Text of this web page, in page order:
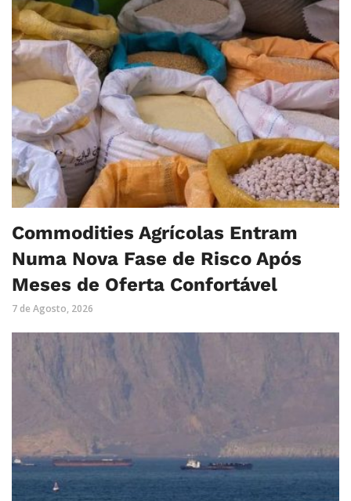
Commodities Agrícolas Entram
Numa Nova Fase de Risco Após
Meses de Oferta Confortável
7 de Agosto, 2026